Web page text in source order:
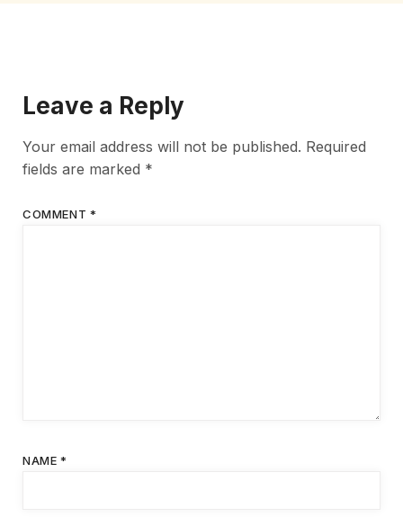
Leave a Reply
Your email address will not be published. Required
fields are marked *
COMMENT *
NAME *